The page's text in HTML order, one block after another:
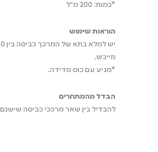
*כמות: 200 מ"ל
הוראות שימוש
מייבש.
*מגיע עם כוס מדידה.
הבדל מהמתחרים
להבדיל בין שאר מרככי כביסה שישנם 5% תמצית בלבד והשאר מים.